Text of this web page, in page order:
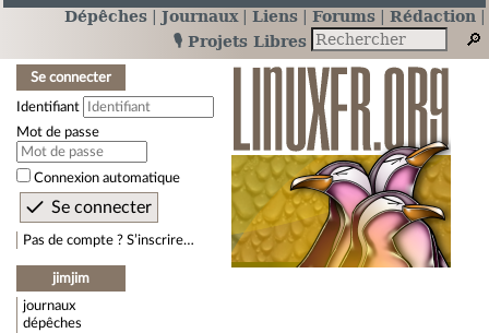
Dépêches Journaux Liens Forums
Rédaction
🎙️ Projets Libres
Se connecter
Identifiant
Mot de passe
Connexion automatique
Pas de compte ? S’inscrire…
jimjim
journaux
dépêches